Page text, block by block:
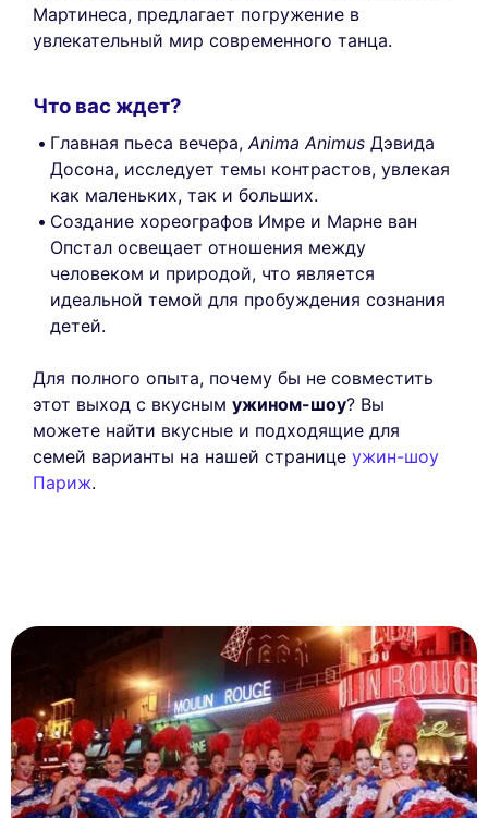
Мартинеса, предлагает погружение в
увлекательный мир современного танца.
Что вас ждет?
Главная пьеса вечера,Anima Animus Дэвида
Досона, исследует темы контрастов, увлекая
как маленьких, так и больших.
Создание хореографов Имре и Марне ван
Опстал освещает отношения между
человеком и природой, что является
идеальной темой для пробуждения сознания
детей.
Для полного опыта, почему бы не совместить
этот выход с вкусным ужином-шоу? Вы
можете найти вкусные и подходящие для
семей варианты на нашей странице ужин-шоу
Париж.